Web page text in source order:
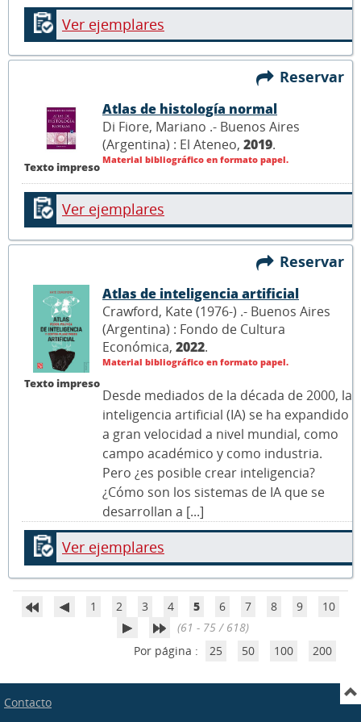
Ver ejemplares
Reservar
Texto impreso
Atlas de histología normal
Di Fiore, Mariano .- Buenos Aires
(Argentina) : El Ateneo, 2019.
Material bibliográfico en formato papel.
Ver ejemplares
Reservar
Texto impreso
Atlas de inteligencia artificial
Crawford, Kate (1976-) .- Buenos Aires
(Argentina) : Fondo de Cultura
Económica, 2022.
Material bibliográfico en formato papel.
Desde mediados de la década de 2000, la
inteligencia artificial (IA) se ha expandido
a gran velocidad a nivel mundial, como
campo académico y como industria.
Pero ¿es posible crear inteligencia?
¿Cómo son los sistemas de IA que se
desarrollan a [...]
Ver ejemplares
1 2 3 4 5 6 7 8 9
10
(61 - 75 / 618)
Por página :
25 50 100 200
Contacto